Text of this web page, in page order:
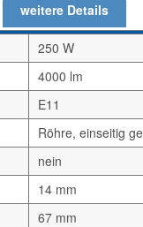
weitere Details
250 W
4000 lm
E11
Röhre, einseitig
nein
14 mm
67 mm